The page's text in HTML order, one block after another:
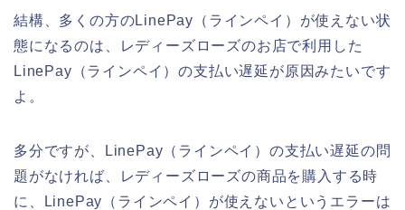
結構、多くの方のLinePay（ラインペイ）が使えない状
態になるのは、レディーズローズのお店で利用した
LinePay（ラインペイ）の支払い遅延が原因みたいです
よ。
多分ですが、LinePay（ラインペイ）の支払い遅延の問
題がなければ、レディーズローズの商品を購入する時
に、LinePay（ラインペイ）が使えないというエラーは